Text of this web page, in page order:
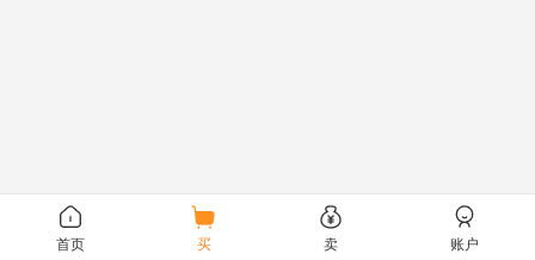
首页 买 卖 账户